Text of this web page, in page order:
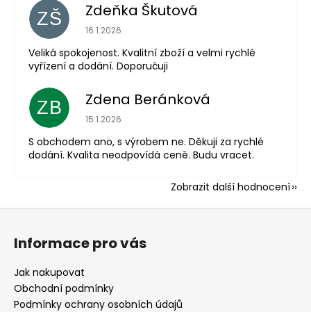
ZŠ Zdeňka Škutová
Hodnocení obchodu je 5 z 5 hvězdiček.
16.1.2026
Veliká spokojenost. Kvalitní zboží a velmi rychlé
vyřízení a dodání. Doporučuji
ZB Zdena Beránková
Hodnocení obchodu je 1 z 5 hvězdiček.
15.1.2026
S obchodem ano, s výrobem ne. Děkuji za rychlé
dodání. Kvalita neodpovídá ceně. Budu vracet.
Zobrazit další hodnocení
Z
Informace pro vás
Jak nakupovat
Obchodní podmínky
Podmínky ochrany osobních údajů